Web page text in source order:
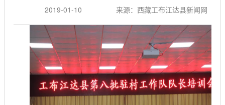
2019-01-10
来源：西藏工布江达县新闻网